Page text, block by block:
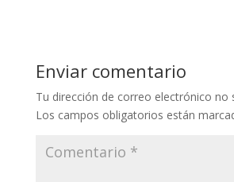
Enviar comentario
Tu dirección de correo electrónico no
Los campos obligatorios están